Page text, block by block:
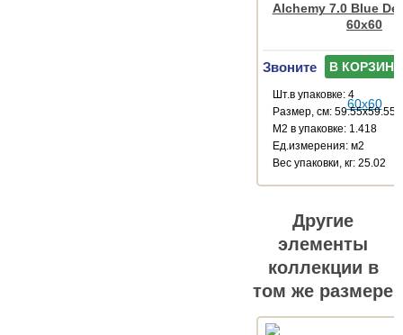
Alchemy 7.0 Blue
60x60
Звоните В КОРЗИНУ
Шт.в упаковке: 4
Размер, см: 59.55x59.55
М2 в упаковке: 1.418
Ед.измерения: м2
Веc упаковки, кг: 25.02
Другие
элементы
коллекции в
том же размере